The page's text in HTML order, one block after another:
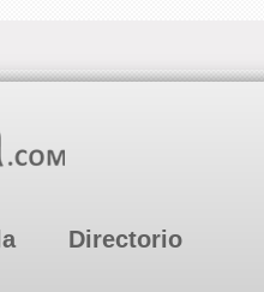
Directorio